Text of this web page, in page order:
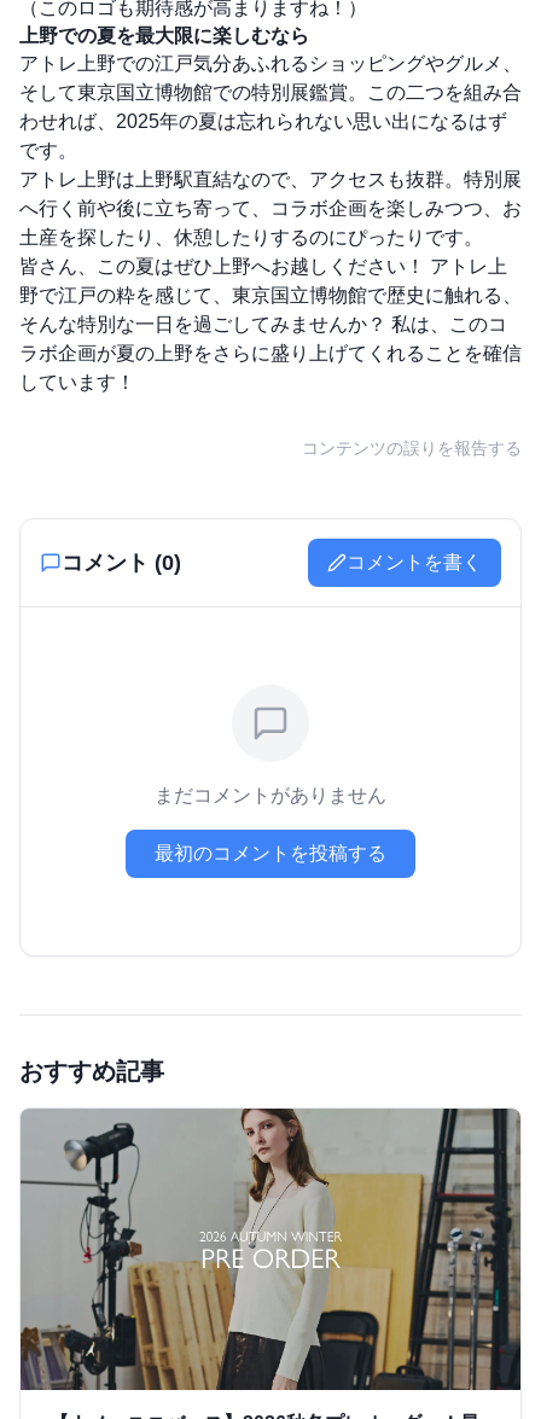
（このロゴも期待感が高まりますね！）
上野での夏を最大限に楽しむなら
アトレ上野での江戸気分あふれるショッピングやグルメ、
そして東京国立博物館での特別展鑑賞。この二つを組み合
わせれば、2025年の夏は忘れられない思い出になるはず
です。
アトレ上野は上野駅直結なので、アクセスも抜群。特別展
へ行く前や後に立ち寄って、コラボ企画を楽しみつつ、お
土産を探したり、休憩したりするのにぴったりです。
皆さん、この夏はぜひ上野へお越しください！ アトレ上
野で江戸の粋を感じて、東京国立博物館で歴史に触れる、
そんな特別な一日を過ごしてみませんか？ 私は、このコ
ラボ企画が夏の上野をさらに盛り上げてくれることを確信
しています！
コンテンツの誤りを報告する
コメント (0) コメントを書く
まだコメントがありません
最初のコメントを投稿する
おすすめ記事